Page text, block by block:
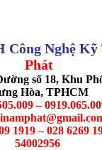
Công Nghệ Kỹ
Phát
số 18, Khu
Hòa, TPHCM
–
1919 – 028 6269
54002956